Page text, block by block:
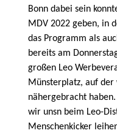
Bonn dabei sein
MDV 2022 geben, in
das Programm als
bereits am
großen Leo
Münsterplatz, auf der
nähergebracht
wir unsn beim Leo-
Menschenkicker